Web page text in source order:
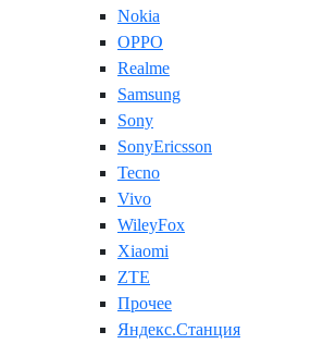
Nokia
OPPO
Realme
Samsung
Sony
SonyEricsson
Tecno
Vivo
WileyFox
Xiaomi
ZTE
Прочее
Яндекс.Станция